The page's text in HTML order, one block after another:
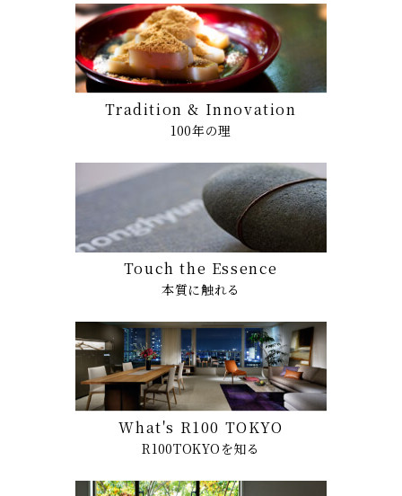
Tradition & Innovation
100年の理
Touch the Essence
本質に触れる
What's R100 TOKYO
R100TOKYOを知る